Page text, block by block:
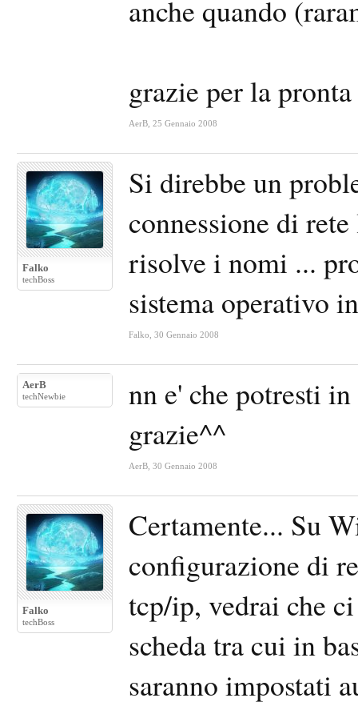
anche quando
grazie per la
AerB 25 Gennaio 2008
Falko
techBoss
Si direbbe un
connessione di
risolve i nomi ...
sistema operativo
Falko 30 Gennaio 2008
AerB
techNewbie
nn e' che potresti
grazie^^
AerB 30 Gennaio 2008
Falko
techBoss
Certamente... Su
configurazione di
tcp/ip, vedrai che
scheda tra cui in
saranno impostati